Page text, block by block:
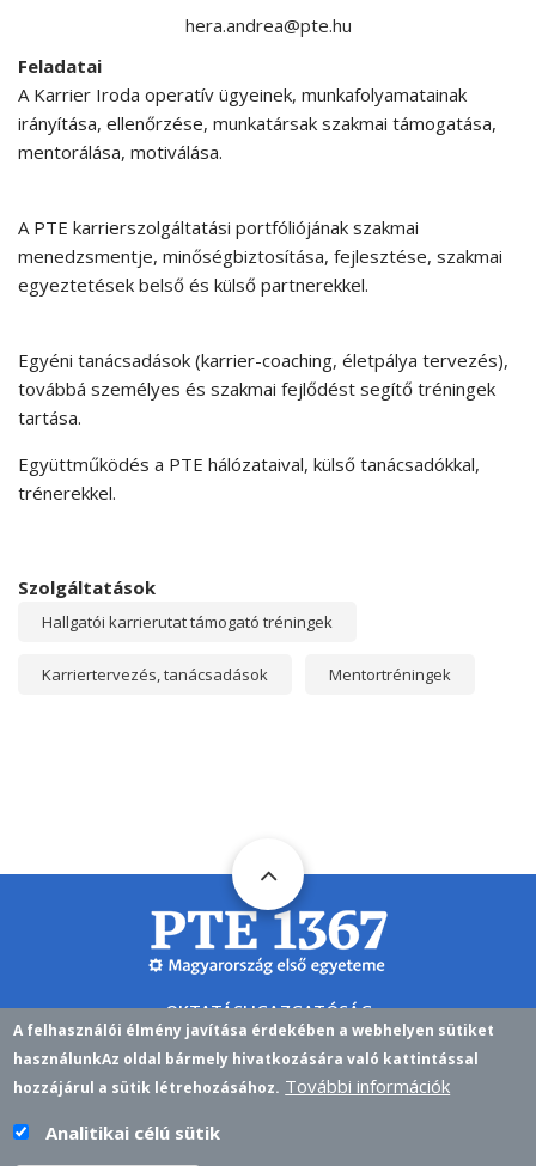
hera.andrea@pte.hu
Feladatai
A Karrier Iroda operatív ügyeinek, munkafolyamatainak
irányítása, ellenőrzése, munkatársak szakmai támogatása,
mentorálása, motiválása.
A PTE karrierszolgáltatási portfóliójának szakmai
menedzsmentje, minőségbiztosítása, fejlesztése, szakmai
egyeztetések belső és külső partnerekkel.
Egyéni tanácsadások (karrier-coaching, életpálya tervezés),
továbbá személyes és szakmai fejlődést segítő tréningek
tartása.
Együttműködés a PTE hálózataival, külső tanácsadókkal,
trénerekkel.
Szolgáltatások
Hallgatói karrierutat támogató tréningek
Karriertervezés, tanácsadások Mentortréningek
OKTATÁSI IGAZGATÓSÁG
H-7622 PÉCS,VASVÁRI PÁL U. 4.
EMAIL
NEPTUN@PTE.HU
A felhasználói élmény javítása érdekében a webhelyen sütiket
használunkAz oldal bármely hivatkozására való kattintással
hozzájárul a sütik létrehozásához. További információk
Analitikai célú sütik